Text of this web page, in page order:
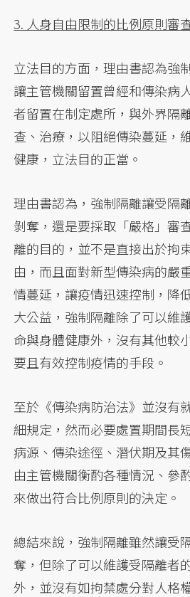
3. 人身自由限制的比例原則審
立法目的方面，理由書認為強
讓主管機關留置曾經和傳染病
者留置在制定處所，與外界隔
查、治療，以阻絕傳染蔓延，
健康，立法目的正當。
理由書認為，強制隔離讓受隔
剝奪，還是要採取「嚴格」審
離的目的，並不是直接出於拘
由，而且面對新型傳染病的嚴
情蔓延，讓疫情迅速控制，降
大公益，強制隔離除了可以維
命與身體健康外，沒有其他較
要且有效控制疫情的手段。
至於《傳染病防治法》並沒有
細規定，然而必要處置期間長
病源、傳染途徑、潛伏期及其
由主管機關衡酌各種情況、參
來做出符合比例原則的決定。
總結來說，強制隔離雖然讓受
奪，但除了可以維護受隔離者
外，並沒有如拘禁處分對人格